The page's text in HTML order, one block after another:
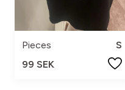
Pieces
S
99 SEK